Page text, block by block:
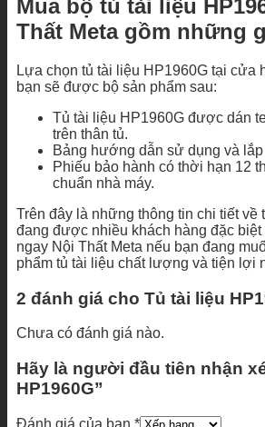
Mua bộ tủ tài liệu
Thất Meta gồm những
Lựa chọn tủ tài liệu HP1960G tại cửa
bạn sẽ được bộ sản phẩm sau:
Tủ tài liệu HP1960G được dán
trên thân tủ.
Bảng hướng dẫn sử dụng và
Phiếu bảo hành có thời hạn 12
chuẩn nhà máy.
Trên đây là những thông tin chi tiết về
đang được nhiều khách hàng đặc
ngay Nội Thất Meta nếu bạn đang
phẩm tủ tài liệu chất lượng và tiện lợi
2 đánh giá cho Tủ tài liệu
Chưa có đánh giá nào.
Hãy là người đầu tiên nhận
HP1960G”
Đánh giá của bạn *